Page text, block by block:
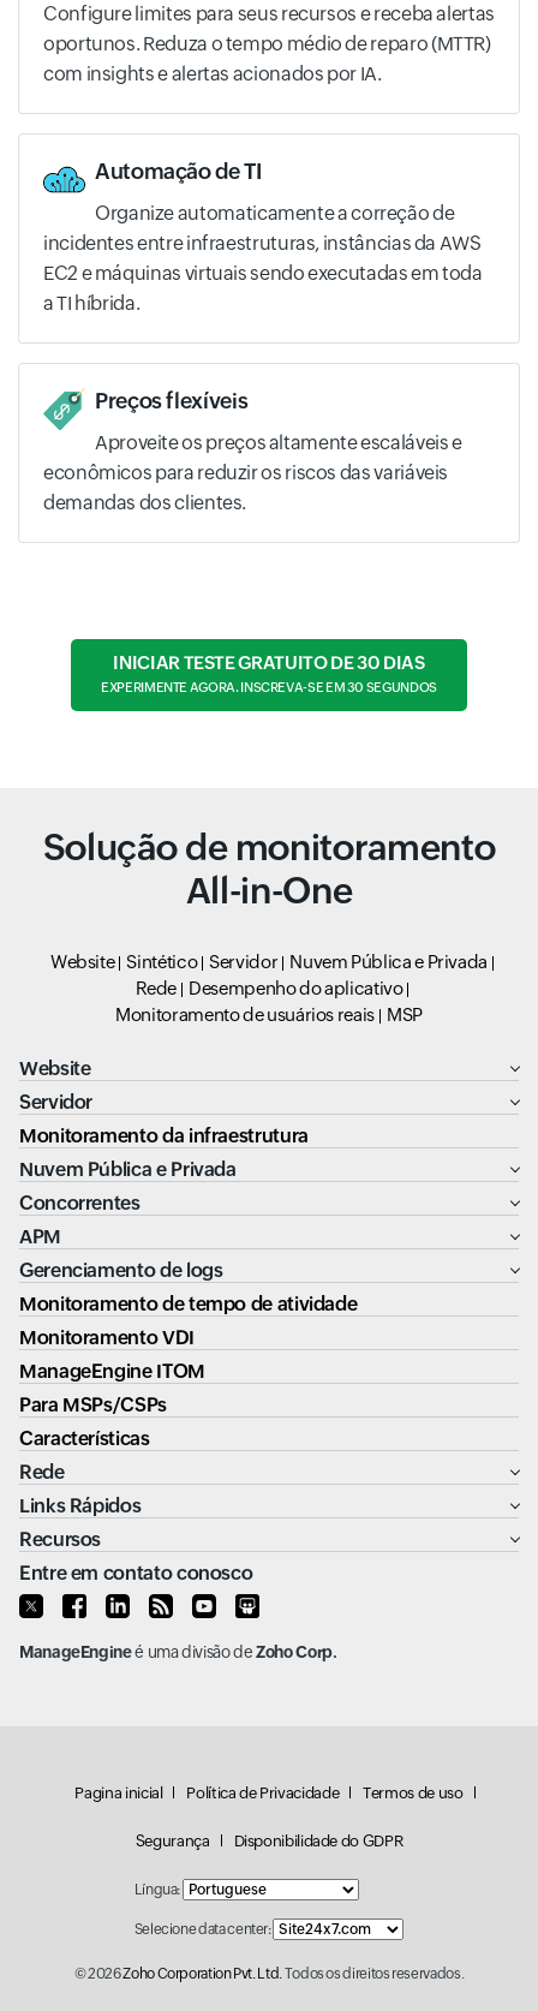
Configure limites para seus recursos e receba alertas
oportunos. Reduza o tempo médio de reparo (MTTR)
com insights e alertas acionados por IA.
Automação de TI
Organize automaticamente a correção de
incidentes entre infraestruturas, instâncias da AWS
EC2 e máquinas virtuais sendo executadas em toda
a TI híbrida.
Preços flexíveis
Aproveite os preços altamente escaláveis e
econômicos para reduzir os riscos das variáveis
demandas dos clientes.
INICIAR TESTE GRATUITO DE 30 DIAS
EXPERIMENTE AGORA. INSCREVA-SE EM 30 SEGUNDOS
Solução de monitoramento
All-in-One
Website Sintético Servidor
Nuvem Pública e Privada
Rede
Desempenho do aplicativo
Monitoramento de usuários reais
MSP
Website
Servidor
Monitoramento da infraestrutura
Nuvem Pública e Privada
Concorrentes
APM
Gerenciamento de logs
Monitoramento de tempo de atividade
Monitoramento VDI
ManageEngine ITOM
Para MSPs/CSPs
Características
Rede
Links Rápidos
Recursos
Entre em contato conosco
ManageEngineé uma divisão deZoho Corp.
Pagina inicial Política de Privacidade Termos de uso
Segurança Disponibilidade do GDPR
Língua:
Selecione data center:
© 2026Zoho Corporation Pvt. Ltd.Todos os direitos reservados.